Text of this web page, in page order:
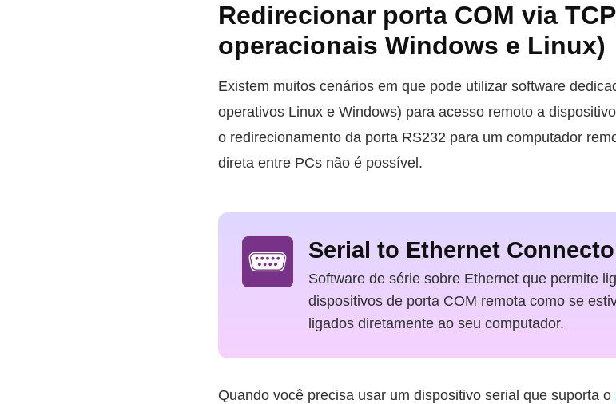
Redirecionar porta COM via
operacionais Windows e Linux)
Existem muitos cenários em que pode utilizar software
operativos Linux e Windows) para acesso remoto a
o redirecionamento da porta RS232 para um computador
direta entre PCs não é possível.
Serial to Ethernet
Software de série sobre Ethernet que permite
dispositivos de porta COM remota como se
ligados diretamente ao seu computador.
Quando você precisa usar um dispositivo serial que suporta o